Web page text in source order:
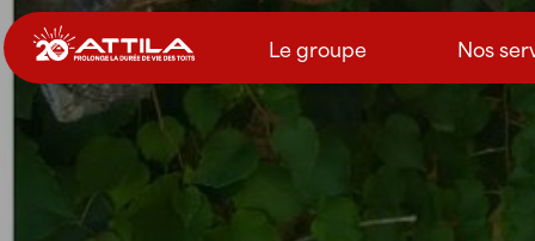
Passer
au
contenu
Le groupe Nos